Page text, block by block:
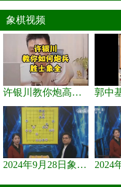
象棋视频
许银川教你炮高兵士象全如何赢士象全，简单四步即可
2024年9月28日象棋世界栏目，刘君、蒋川讲解了第九届杨官璘杯象棋...